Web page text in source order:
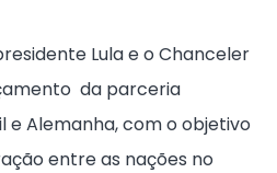
Lula e o Chanceler
da parceria
Alemanha, com o objetivo
entre as nações no